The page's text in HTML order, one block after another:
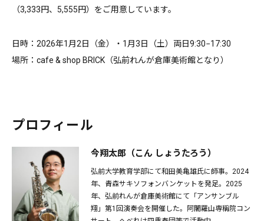
（3,333円、5,555円）をご用意しています。
日時：2026年1月2日（金）・1月3日（土）両日9:30−17:30
場所：cafe & shop BRICK（弘前れんが倉庫美術館となり）
プロフィール
今翔太郎（こん しょうたろう）
弘前大学教育学部にて和田美⻲雄氏に師事。2024
年、⻘森サキソフォンバンケットを発足。2025
年、弘前れんが倉庫美術館にて「アンサンブル
翔」第1回演奏会を開催した。阿闍羅山専稱院コン